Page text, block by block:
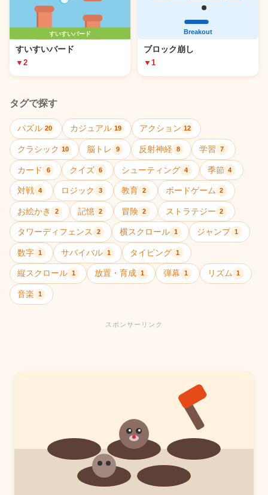
すいすいバード
▼2
ブロック崩し
▼1
タグで探す
パズル 20 カジュアル 19 アクション 12
クラシック 10 脳トレ 9 反射神経 8 学習 7
カード 6 クイズ 6 シューティング 4 季節 4
対戦 4 ロジック 3 教育 2 ボードゲーム 2
お絵かき 2 記憶 2 冒険 2 ストラテジー 2
タワーディフェンス 2 横スクロール 1 ジャンプ 1
数字 1 サバイバル 1 タイピング 1
縦スクロール 1 放置・育成 1 弾幕 1 リズム 1
音楽 1
スポンサーリンク